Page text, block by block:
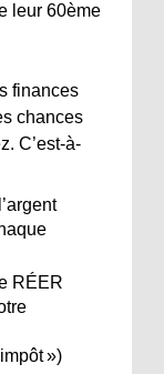
leur 60ème
finances
chances
C’est-à-
RÉER
»)